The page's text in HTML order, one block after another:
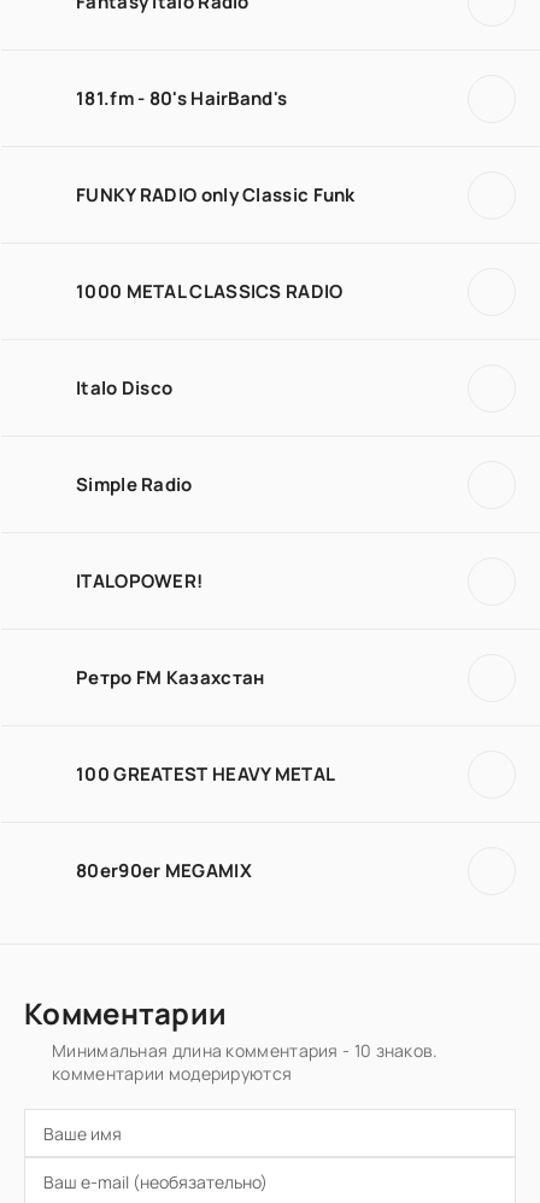
181.fm - 80's HairBand's
FUNKY RADIO only Classic Funk
1000 METAL CLASSICS RADIO
Italo Disco
Simple Radio
ITALOPOWER!
Ретро FM Казахстан
100 GREATEST HEAVY METAL
80er90er MEGAMIX
Комментарии
Минимальная длина комментария - 10 знаков.
комментарии модерируются